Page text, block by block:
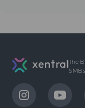
The
SMBs
LinkExternal